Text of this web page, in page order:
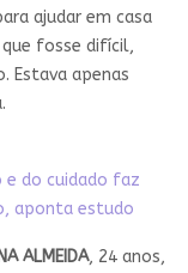
ajudar em casa
que fosse difícil,
Estava apenas
e do cuidado faz
aponta estudo
ALMEIDA, 24 anos,